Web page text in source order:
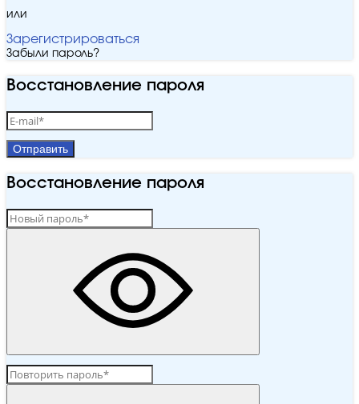
или
Зарегистрироваться
Забыли пароль?
Восстановление пароля
Отправить
Восстановление пароля